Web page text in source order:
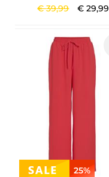
€39,99 €29,99
25%